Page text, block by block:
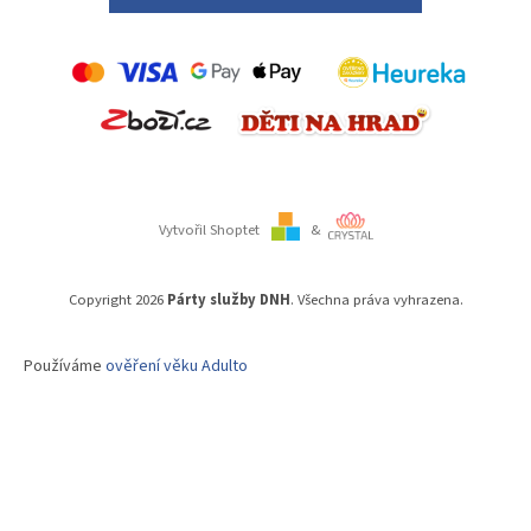
Vytvořil Shoptet &
Copyright 2026 Párty služby DNH. Všechna práva vyhrazena.
Používáme ověření věku Adulto